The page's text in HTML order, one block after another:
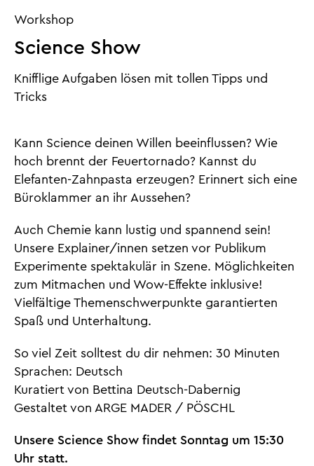
Workshop
Science Show
Knifflige Aufgaben lösen mit tollen Tipps und
Tricks
Kann Science deinen Willen beeinflussen? Wie
hoch brennt der Feuertornado? Kannst du
Elefanten-Zahnpasta erzeugen? Erinnert sich eine
Büroklammer an ihr Aussehen?
Auch Chemie kann lustig und spannend sein!
Unsere Explainer/innen setzen vor Publikum
Experimente spektakulär in Szene. Möglichkeiten
zum Mitmachen und Wow-Effekte inklusive!
Vielfältige Themenschwerpunkte garantierten
Spaß und Unterhaltung.
So viel Zeit solltest du dir nehmen: 30 Minuten
Sprachen: Deutsch
Kuratiert von Bettina Deutsch-Dabernig
Gestaltet von ARGE MADER / PÖSCHL
Unsere Science Show findet Sonntag um 15:30
Uhr statt.